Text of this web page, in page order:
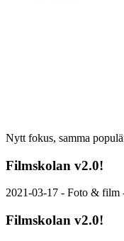
Nytt fokus, samma
Filmskolan v2.0!
2021-03-17 - Foto & film
Filmskolan v2.0!